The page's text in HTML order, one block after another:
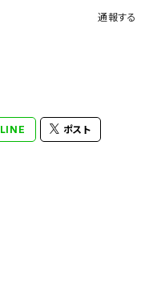
通報する
LINE ポスト